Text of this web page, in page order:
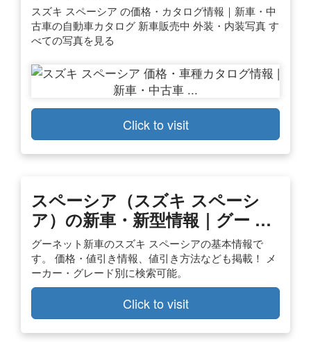
スズキ スペーシア の価格・カタログ情報｜新車・中
古車の自動車カタログ 新車販売中 外装・内装写真 す
べての写真を見る
Click to visit
スペーシア（スズキ スペーシ
ア）の新車・新型情報｜グー …
グーネット新車のスズキ スペーシアの基本情報で
す。 価格・値引き情報、値引き方法なども掲載！ メ
ーカー・グレード別に検索可能。
Click to visit